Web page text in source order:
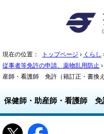
現在の位置： トップページ › くらし
従事者等免許の申請、薬物乱用防止 ›
産師・看護師 免許（籍訂正・書換え
保健師・助産師・看護師 免